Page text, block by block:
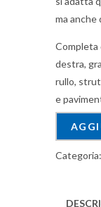
ma anche
Completa
destra,
rullo,
e
Categoria: